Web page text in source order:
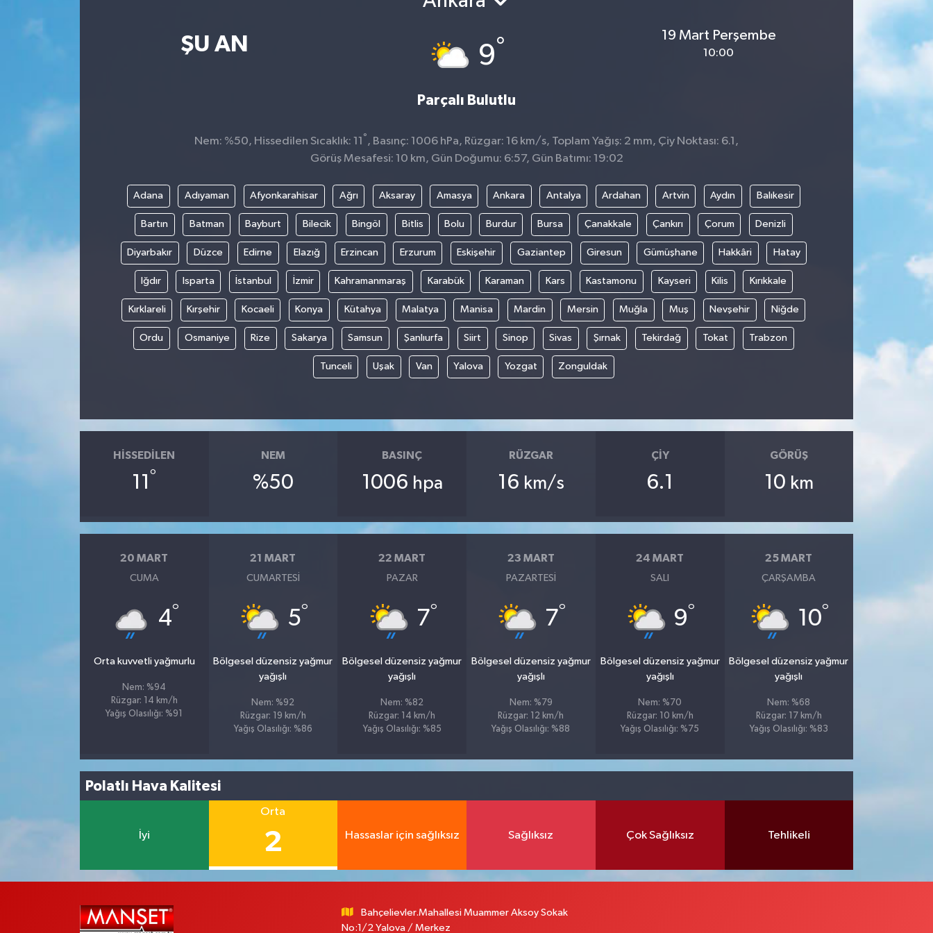
ŞU AN 9°
Parçalı Bulutlu
19 Mart Perşembe
10:00
Nem: %50, Hissedilen Sıcaklık: 11 ° , Basınç: 1006 hPa, Rüzgar: 16 km/s, Toplam Yağış: 2 mm, Çiy Noktası: 6.1,
Görüş Mesafesi: 10 km, Gün Doğumu: 6:57, Gün Batımı: 19:02
Adana Adıyaman Afyonkarahisar Ağrı Aksaray Amasya Ankara Antalya Ardahan Artvin Aydın Balıkesir
Bartın Batman Bayburt Bilecik Bingöl Bitlis Bolu Burdur Bursa Çanakkale Çankırı Çorum Denizli
Diyarbakır Düzce Edirne Elazığ Erzincan Erzurum Eskişehir Gaziantep Giresun Gümüşhane Hakkâri Hatay
Iğdır Isparta İstanbul İzmir Kahramanmaraş Karabük Karaman Kars Kastamonu Kayseri Kilis Kırıkkale
Kırklareli Kırşehir Kocaeli Konya Kütahya Malatya Manisa Mardin Mersin Muğla Muş Nevşehir Niğde
Ordu Osmaniye Rize Sakarya Samsun Şanlıurfa Siirt Sinop Sivas Şırnak Tekirdağ Tokat Trabzon
Tunceli Uşak Van Yalova Yozgat Zonguldak
HISSEDILEN
11°
NEM
%50
BASINÇ
1006 hpa
RÜZGAR
16 km/s
ÇIY
6.1
GÖRÜŞ
10 km
20 MART
CUMA
4°
Orta kuvvetli yağmurlu
Nem: %94
Rüzgar: 14 km/h
Yağış Olasılığı: %91
21 MART
CUMARTESI
5°
Bölgesel düzensiz yağmur
yağışlı
Nem: %92
Rüzgar: 19 km/h
Yağış Olasılığı: %86
22 MART
PAZAR
7°
Bölgesel düzensiz yağmur
yağışlı
Nem: %82
Rüzgar: 14 km/h
Yağış Olasılığı: %85
23 MART
PAZARTESI
7°
Bölgesel düzensiz yağmur
yağışlı
Nem: %79
Rüzgar: 12 km/h
Yağış Olasılığı: %88
24 MART
SALI
9°
Bölgesel düzensiz yağmur
yağışlı
Nem: %70
Rüzgar: 10 km/h
Yağış Olasılığı: %75
25 MART
ÇARŞAMBA
10°
Bölgesel düzensiz yağmur
yağışlı
Nem: %68
Rüzgar: 17 km/h
Yağış Olasılığı: %83
Polatlı Hava Kalitesi
İyi
Orta
2 Hassaslar için sağlıksız Sağlıksız Çok Sağlıksız Tehlikeli
Bahçelievler.Mahallesi Muammer Aksoy Sokak
No:1/2 Yalova / Merkez